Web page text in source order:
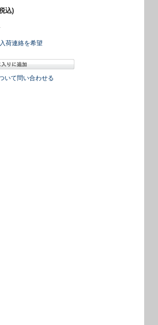
込)
入荷連絡を希望
いて問い合わせる